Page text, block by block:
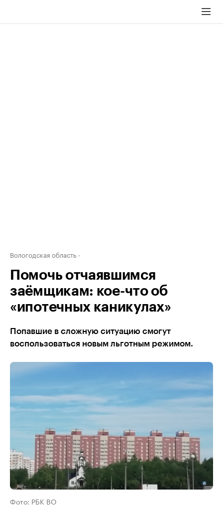
Вологодская область
Помочь отчаявшимся
заёмщикам: кое-что об
«ипотечных каникулах»
Попавшие в сложную ситуацию смогут
воспользоваться новым льготным режимом.
Фото: РБК ВО